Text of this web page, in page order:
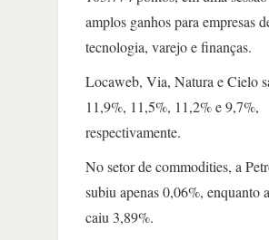
amplos ganhos para empresas
tecnologia, varejo e finanças.
Locaweb, Via, Natura e Cielo
11,9%, 11,5%, 11,2% e 9,7%,
respectivamente.
No setor de commodities, a
subiu apenas 0,06%, enquanto
caiu 3,89%.